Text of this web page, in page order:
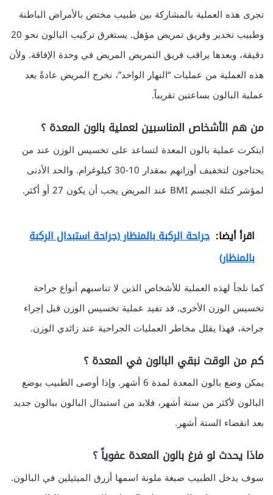
تجرى هذه العملية بالمشاركة بين طبيب مختص بالأمراض الباطنة
وطبيب تخدير وفريق تمريض مؤهل. يستغرق تركيب البالون نحو 20
دقيقة، وبعدها يراقب فريق التمريض المريض في وحدة الإفاقة. ولأن
هذه العملية من عمليات “النهار الواحد”، نخرج المريض عادةً بعد
عملية البالون بساعتين تقريباً.
من هم الأشخاص المناسبين لعملية بالون المعدة ؟
ايتكرت عملية بالون المعدة لتساعد على تخسيس الوزن عند من
يحتاجون لتخفيف أوزانهم بمقدار 10-30 كيلوغرام. والحد الأدنى
لمؤشر كتلة الجسم BMI عند المريض يجب أن يكون 27 أو أكثر.
اقرأ أيضا: جراحة الركبة بالمنظار (جراحة استبدال الركبة
بالمنظار)
كما نلجأ لهذه العملية للأشخاص الذين لا تناسبهم أنواع جراحة
تخسيس الوزن الأخرى. قد تفيد عملية تخسيس الوزن قبل إجراء
جراحة، فهذا يقلل مخاطر العمليات الجراحية عند زائدي الوزن.
كم من الوقت نبقي البالون في المعدة ؟
يمكن وضع بالون المعدة لمدة 6 أشهر. وإذا أوصى الطبيب بوضع
البالون لأكثر من ستة أشهر، فلابد من استبدال البالون ببالون جديد
بعد انقضاء الستة أشهر.
ماذا يحدث لو فرغ بالون المعدة عفوياً ؟
سوف يدخل الطبيب صبغة ملونة اسمها أزرق الميثيلين في البالون.